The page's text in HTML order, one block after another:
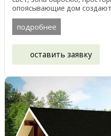
опоясывающие дом создают
его жильцов. ...
подробнее
оставить заявку